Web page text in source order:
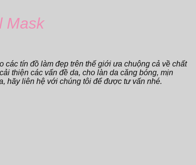
Mask
tín đồ làm đẹp trên thế giới ưa chuộng cả về chất
thiện các vấn đề da, cho làn da căng bóng, mịn
hãy liên hệ với chúng tôi để được tư vấn nhé.